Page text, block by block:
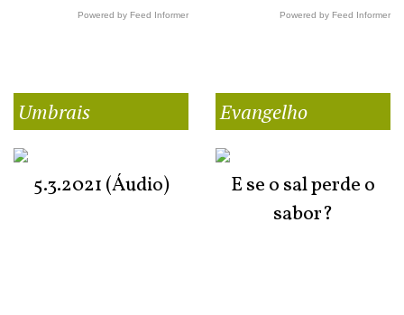
Powered by Feed Informer Powered by Feed Informer
Umbrais
5.3.2021 (Áudio)
Evangelho
E se o sal perde o
sabor?